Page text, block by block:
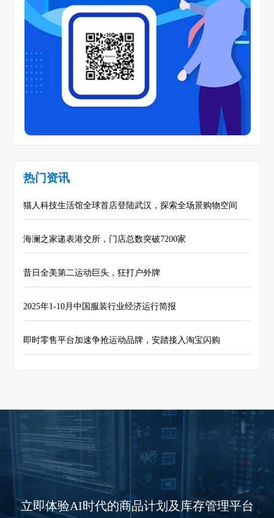
热门资讯
猫人科技生活馆全球首店登陆武汉，探索全场景购物空间
海澜之家递表港交所，门店总数突破7200家
昔日全美第二运动巨头，狂打户外牌
2025年1-10月中国服装行业经济运行简报
即时零售平台加速争抢运动品牌，安踏接入淘宝闪购
立即体验AI时代的商品计划及库存管理平台